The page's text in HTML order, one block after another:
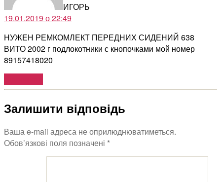
ИГОРЬ
19.01.2019 о 22:49
НУЖЕН РЕМКОМЛЕКТ ПЕРЕДНИХ СИДЕНИЙ 638
ВИТО 2002 г подлокотники с кнопочками мой номер
89157418020
Залишити відповідь
Ваша e-mail адреса не оприлюднюватиметься.
Обов’язкові поля позначені *